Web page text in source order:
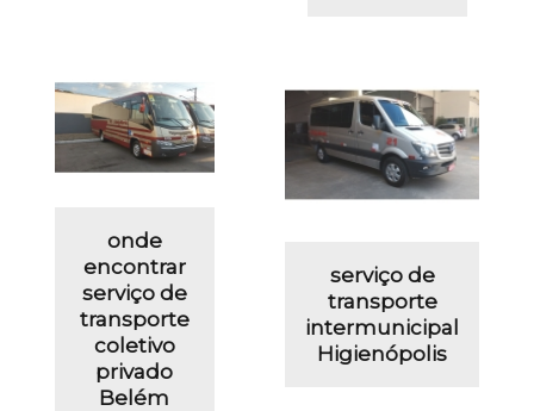
onde
encontrar
serviço de
transporte
coletivo
privado
Belém
serviço de
transporte
intermunicipal
Higienópolis